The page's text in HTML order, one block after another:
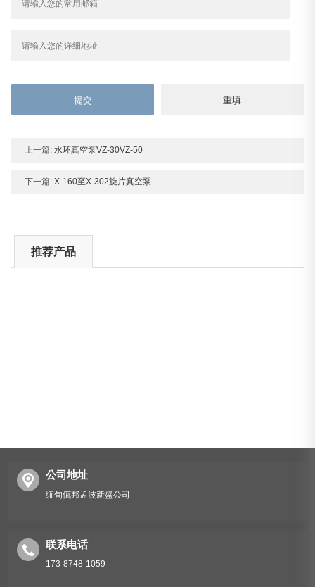
上一篇: 水环真空泵VZ-30VZ-50
下一篇: X-160至X-302旋片真空泵
推荐产品
公司地址
缅甸佤邦孟波新盛公司
联系电话
173-8748-1059